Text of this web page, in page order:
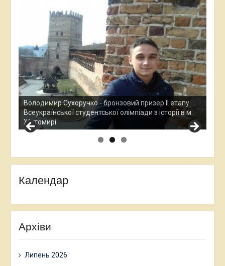
Остап Кардаш - бронзовий призер ІІ етапу
Всеукраїнської студентської олімпади з історії в м.
Житомирі
Календар
Архіви
Липень 2026